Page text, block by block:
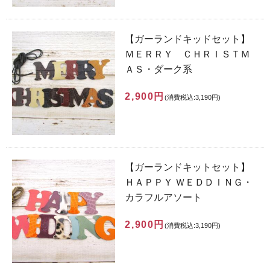
【ガーランドキッドセット】
ＭＥＲＲＹ ＣＨＲＩＳＴＭ
ＡＳ・ダーク系
2,900円 (消費税込:3,190円)
【ガーランドキットセット】
ＨＡＰＰＹ ＷＥＤＤＩＮＧ・
カラフルアソート
2,900円 (消費税込:3,190円)